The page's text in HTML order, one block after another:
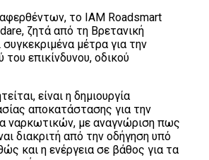
το IAM Roadsmart
ζητά από τη Βρετανική
μέτρα για την
επικίνδυνου, οδικού
είναι η δημιουργία
αποκατάστασης για την
ναρκωτικών, με αναγνώριση πως
διακριτή από την οδήγηση υπό
και η ενέργεια σε βάθος για τα